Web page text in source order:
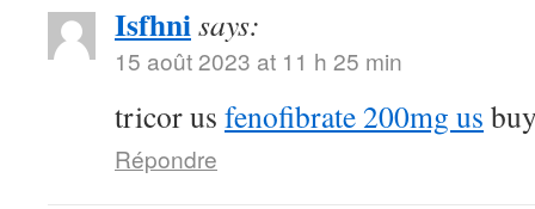
Isfhnisays:
15 août 2023 at 11 h 25 min
tricor us fenofibrate 200mg us
Répondre